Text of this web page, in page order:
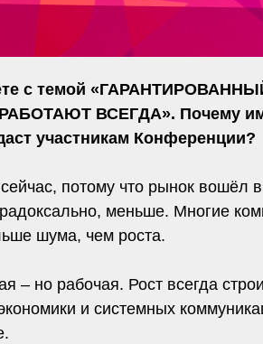
с темой
ВСЕГДА». Почему
участникам Конференции?
потому что рынок вошёл
меньше. Многие
шума, чем роста.
но рабочая. Рост всегда
и системных